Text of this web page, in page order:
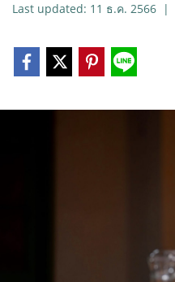
Last updated: 11 ธ.ค. 2566 |